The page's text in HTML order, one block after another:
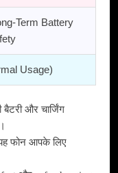
Term Battery
Usage)
बैटरी और चार्जिंग
फोन आपके लिए